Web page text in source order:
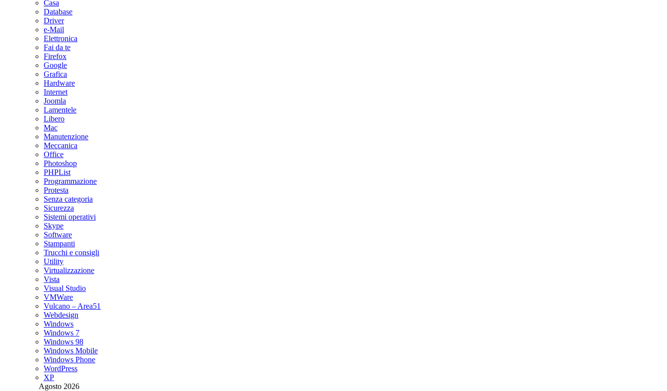
Casa
Database
Driver
e-Mail
Elettronica
Fai da te
Firefox
Google
Grafica
Hardware
Internet
Joomla
Lamentele
Libero
Mac
Manutenzione
Meccanica
Office
Photoshop
PHPList
Programmazione
Protesta
Senza categoria
Sicurezza
Sistemi operativi
Skype
Software
Stampanti
Trucchi e consigli
Utility
Virtualizzazione
Vista
Visual Studio
VMWare
Vulcano – Area51
Webdesign
Windows
Windows 7
Windows 98
Windows Mobile
Windows Phone
WordPress
XP
Agosto 2026